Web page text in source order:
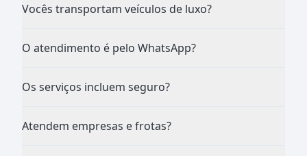
Vocês transportam veículos de luxo?
O atendimento é pelo WhatsApp?
Os serviços incluem seguro?
Atendem empresas e frotas?